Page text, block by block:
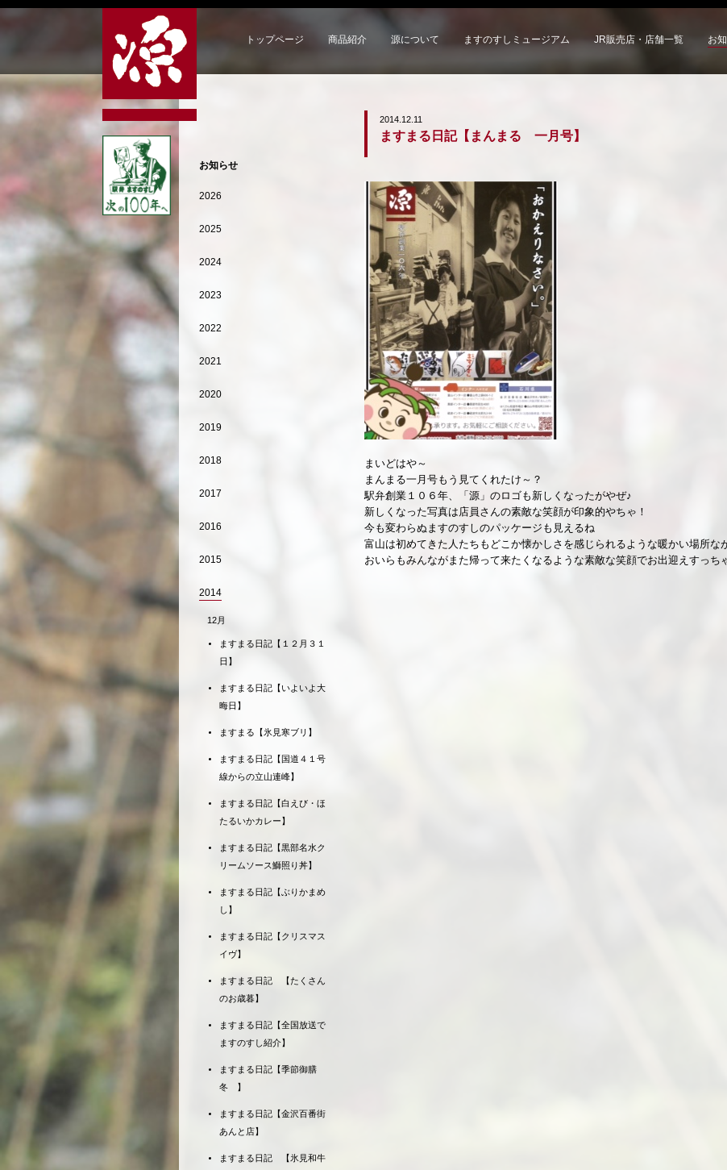
トップページ 商品紹介 源について ますのすしミュージアム JR販売店・店舗一覧 お
2014.12.11
ますまる日記【まんまる 一月号】
まいどはや～
まんまる一月号もう見てくれたけ～？
駅弁創業１０６年、「源」のロゴも新しくなったがやぜ♪
新しくなった写真は店員さんの素敵な笑顔が印象的やちゃ！
今も変わらぬますのすしのパッケージも見えるね
富山は初めてきた人たちもどこか懐かしさを感じられるような暖かい場所な
おいらもみんながまた帰って来たくなるような素敵な笑顔でお出迎えすっち
お知らせ
2026
2025
2024
2023
2022
2021
2020
2019
2018
2017
2016
2015
2014
12月
ますまる日記【１２月３１
日】
ますまる日記【いよいよ大
晦日】
ますまる【氷見寒ブリ】
ますまる日記【国道４１号
線からの立山連峰】
ますまる日記【白えび・ほ
たるいかカレー】
ますまる日記【黒部名水ク
リームソース鰤照り丼】
ますまる日記【ぶりかまめ
し】
ますまる日記【クリスマス
イヴ】
ますまる日記 【たくさん
のお歳暮】
ますまる日記【全国放送で
ますのすし紹介】
ますまる日記【季節御膳
冬 】
ますまる日記【金沢百番街
あんと店】
ますまる日記 【氷見和牛